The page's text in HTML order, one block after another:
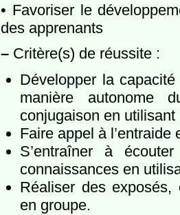
• Favoriser le
des apprenants
–Critère(s) de réussite :
Développer la
manière autonome
conjugaison en
Faire appel à l’entraide
S’entraîner à
connaissances en
Réaliser des exposés,
en groupe.